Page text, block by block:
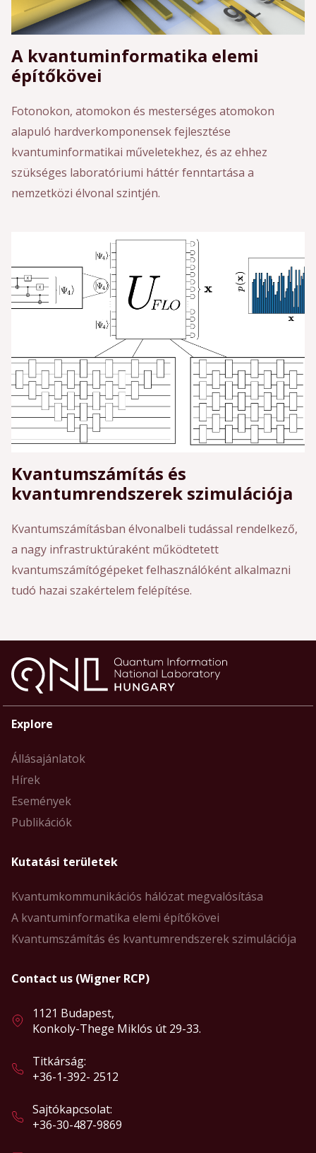
A kvantuminformatika elemi
építőkövei
Fotonokon, atomokon és mesterséges atomokon
alapuló hardverkomponensek fejlesztése
kvantuminformatikai műveletekhez, és az ehhez
szükséges laboratóriumi háttér fenntartása a
nemzetközi élvonal szintjén.
Kvantumszámítás és
kvantumrendszerek szimulációja
Kvantumszámításban élvonalbeli tudással rendelkező,
a nagy infrastruktúraként működtetett
kvantumszámítógépeket felhasználóként alkalmazni
tudó hazai szakértelem felépítése.
Explore
Állásajánlatok
Hírek
Események
Publikációk
Kutatási területek
Kvantumkommunikációs hálózat megvalósítása
A kvantuminformatika elemi építőkövei
Kvantumszámítás és kvantumrendszerek szimulációja
Contact us (Wigner RCP)
1121 Budapest,
Konkoly-Thege Miklós út 29-33.
Titkárság:
+36-1-392- 2512
Sajtókapcsolat:
+36-30-487-9869